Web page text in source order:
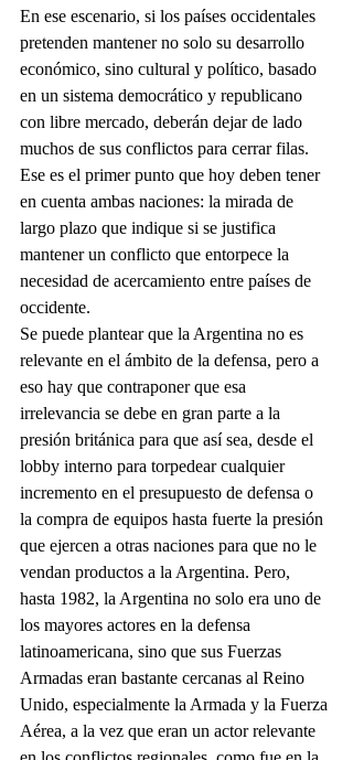
En ese escenario, si los países occidentales
pretenden mantener no solo su desarrollo
económico, sino cultural y político, basado
en un sistema democrático y republicano
con libre mercado, deberán dejar de lado
muchos de sus conflictos para cerrar filas.
Ese es el primer punto que hoy deben tener
en cuenta ambas naciones: la mirada de
largo plazo que indique si se justifica
mantener un conflicto que entorpece la
necesidad de acercamiento entre países de
occidente.
Se puede plantear que la Argentina no es
relevante en el ámbito de la defensa, pero a
eso hay que contraponer que esa
irrelevancia se debe en gran parte a la
presión británica para que así sea, desde el
lobby interno para torpedear cualquier
incremento en el presupuesto de defensa o
la compra de equipos hasta fuerte la presión
que ejercen a otras naciones para que no le
vendan productos a la Argentina. Pero,
hasta 1982, la Argentina no solo era uno de
los mayores actores en la defensa
latinoamericana, sino que sus Fuerzas
Armadas eran bastante cercanas al Reino
Unido, especialmente la Armada y la Fuerza
Aérea, a la vez que eran un actor relevante